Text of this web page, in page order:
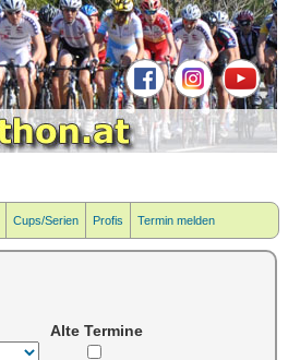
Cups/Serien Profis Termin melden
Alte Termine